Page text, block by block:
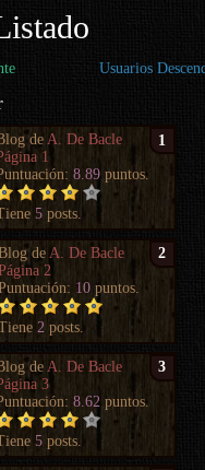
Usuarios
1
de A. De Bacle
1
8.89 puntos.
5 posts.
2
de A. De Bacle
2
10 puntos.
2 posts.
3
de A. De Bacle
3
8.62 puntos.
5 posts.